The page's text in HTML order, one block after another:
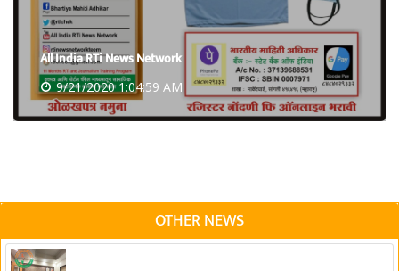
All India RTi News Network
9/21/2020 1:04:59 AM
OTHER NEWS